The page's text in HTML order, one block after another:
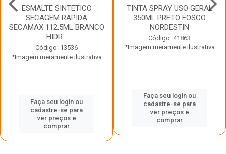
ESMALTE SINTETICO
SECAGEM RAPIDA
SECAMAX 112,5ML BRANCO
HIDR...
Código: 13536
*Imagem meramente ilustrativa
Faça seu login ou
cadastre-se para
ver preços e
comprar
TINTA SPRAY USO GERAL
350ML PRETO FOSCO
NORDESTIN
Código: 41863
*Imagem meramente ilustrativa
Faça seu login ou
cadastre-se para
ver preços e
comprar